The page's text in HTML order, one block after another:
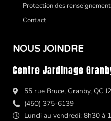
Protection des
Contact
NOUS JOINDRE
Centre Jardinage
55 rue Bruce, Granby, QC
(450) 375-6139
Lundi au vendredi: 8h30 à